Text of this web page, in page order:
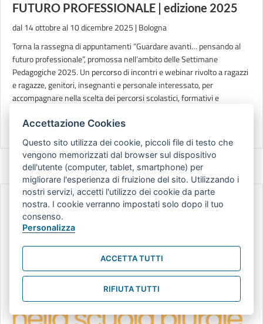
FUTURO PROFESSIONALE | edizione 2025
dal 14 ottobre al 10 dicembre 2025 | Bologna
Torna la rassegna di appuntamenti “Guardare avanti… pensando al
futuro professionale”, promossa nell’ambito delle Settimane
Pedagogiche 2025. Un percorso di incontri e webinar rivolto a ragazzi
e ragazze, genitori, insegnanti e personale interessato, per
accompagnare nella scelta dei percorsi scolastici, formativi e
Leggi tutto...about GUARDARE AVANTI … PENSANDO AL FUTURO
Accettazione Cookies
Questo sito utilizza dei cookie, piccoli file di testo che
vengono memorizzati dal browser sul dispositivo
dell'utente (computer, tablet, smartphone) per
migliorare l'esperienza di fruizione del sito. Utilizzando i
nostri servizi, accetti l'utilizzo dei cookie da parte
nostra. I cookie verranno impostati solo dopo il tuo
consenso.
Personalizza
ACCETTA TUTTI
RIFIUTA TUTTI